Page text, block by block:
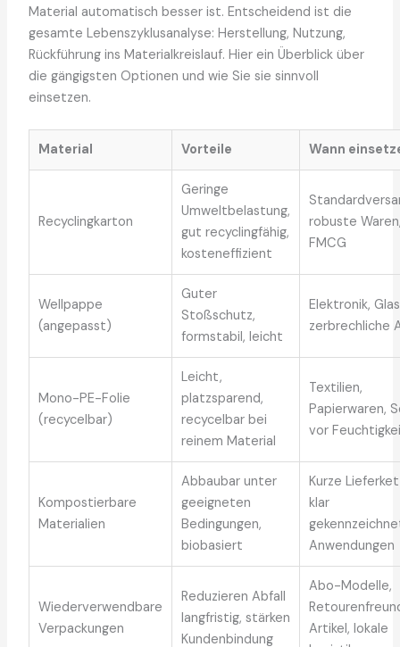
Material automatisch besser ist. Entscheidend ist die
gesamte Lebenszyklusanalyse: Herstellung, Nutzung,
Rückführung ins Materialkreislauf. Hier ein Überblick über
die gängigsten Optionen und wie Sie sie sinnvoll
einsetzen.
Material Vorteile Wann
Recyclingkarton
Geringe
Umweltbelastung,
gut recyclingfähig,
kosteneffizient
robuste
FMCG
Wellpappe
(angepasst)
Guter
Stoßschutz,
formstabil, leicht
Elektronik,
zerbrechliche
Mono-PE-Folie
(recycelbar)
Leicht,
platzsparend,
recycelbar bei
reinem Material
Textilien,
Papierwaren,
vor
Kompostierbare
Materialien
Abbaubar unter
geeigneten
Bedingungen,
biobasiert
Kurze
klar
Anwendungen
Wiederverwendbare
Verpackungen
Reduzieren Abfall
langfristig, stärken
Kundenbindung
Abo-Modelle,
Artikel, lokale